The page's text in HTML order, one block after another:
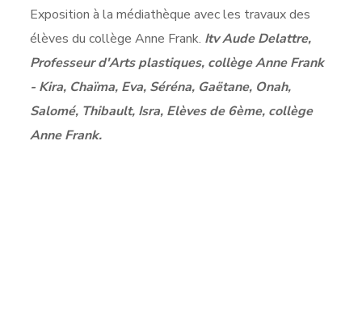
Exposition à la médiathèque avec les travaux des
élèves du collège Anne Frank. Itv Aude Delattre,
Professeur d'Arts plastiques, collège Anne Frank
- Kira, Chaïma, Eva, Séréna, Gaëtane, Onah,
Salomé, Thibault, Isra, Elèves de 6ème, collège
Anne Frank.